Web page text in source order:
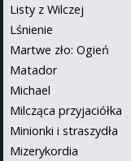
Listy z Wilczej
Lśnienie
Martwe zło: Ogień
Matador
Michael
Milcząca przyjaciółka
Minionki i straszydła
Mizerykordia